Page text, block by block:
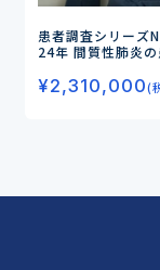
患者調査シリーズ
24年 間質性肺炎の
足度・不満点およ
中心に調査―
¥2,310,000(